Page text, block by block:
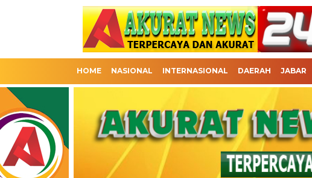
HOME NASIONAL INTERNASIONAL DAERAH JABAR